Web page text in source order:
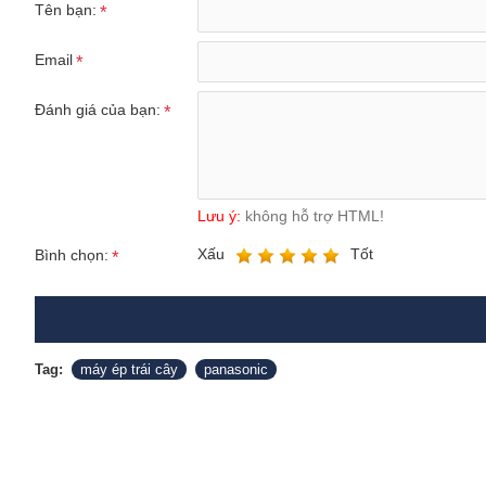
Tên bạn:
Email
Đánh giá của bạn:
Lưu ý: không hỗ trợ HTML!
Bình chọn: Xấu Tốt
Tag: máy ép trái cây panasonic